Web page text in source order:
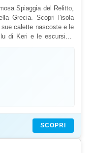
Spiaggia del Relitto,
Grecia. Scopri l'isola
calette nascoste e le
di Keri e le escursioni
i tranquilli villaggi
delle nostre offerte e
natura spettacolare e
produzione dell'olio si
SCOPRI